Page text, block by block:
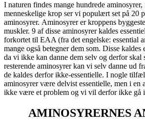
I naturen findes mange hundrede aminosyrer,
menneskelige krop ser vi populært set på 20
aminosyrer. Aminosyrer er kroppens
muskler. 9 af disse aminosyrer kaldes
forkortet til EAA (fra det engelske: essential
mange også betegner dem som. Disse kaldes
da vi ikke kan danne dem selv og derfor skal
resterende aminosyrer kan vi selv danne ud
de kaldes derfor ikke-essentielle. I nogle
aminosyrer være delvist essentielle, men i en
ikke være et problem og vi vil derfor ikke gå
AMINOSYRERNES